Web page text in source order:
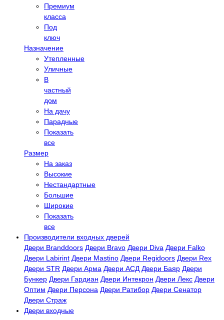
Премиум
класса
Под
ключ
Назначение
Утепленные
Уличные
В
частный
дом
На дачу
Парадные
Показать
все
Размер
На заказ
Высокие
Нестандартные
Большие
Широкие
Показать
все
Производители входных дверей
Двери Branddoors Двери Bravo Двери Diva Двери Falko
Двери Labirint Двери Mastino Двери Regidoors Двери Rex
Двери STR Двери Арма Двери АСД Двери Баяр Двери
Бункер Двери Гардиан Двери Интекрон Двери Лекс Двери
Оптим Двери Персона Двери Ратибор Двери Сенатор
Двери Страж
Двери входные